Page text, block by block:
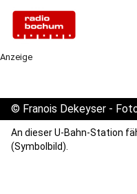
Anzeige
© Franois Dekeyser -
An dieser U-Bahn-Station
(Symbolbild).